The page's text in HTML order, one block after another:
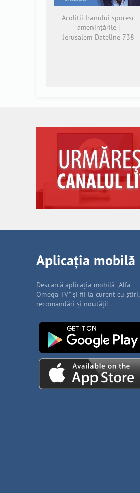
Acoliții Iranului sporesc
amenințările |
Jerusalem Dateline 738
Aplicația mobilă
Descarcă aplicația mobilă „Alfa
Omega TV” și fii la curent cu știri,
recomandări și noutăți!